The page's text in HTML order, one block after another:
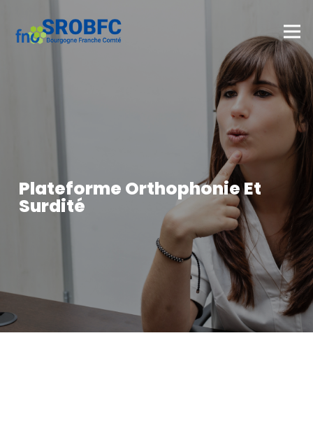
Plateforme Orthophonie Et
Surdité